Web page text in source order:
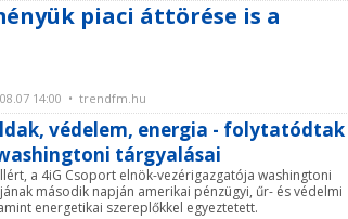
piaci áttörése is a
14:00 • trendfm.hu
védelem, energia - folytatódtak
tárgyalásai
a 4iG Csoport elnök-vezérigazgatója washingtoni
második napján amerikai pénzügyi, űr- és védelmi
energetikai szereplőkkel egyeztetett.